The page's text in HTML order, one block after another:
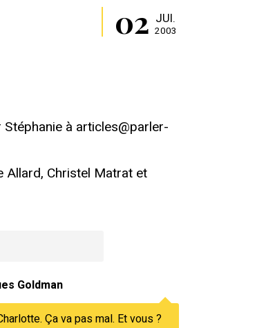
02 JUI.
2003
à articles@parler-
Allard, Christel Matrat et
Goldman
Ça va pas mal. Et vous ?